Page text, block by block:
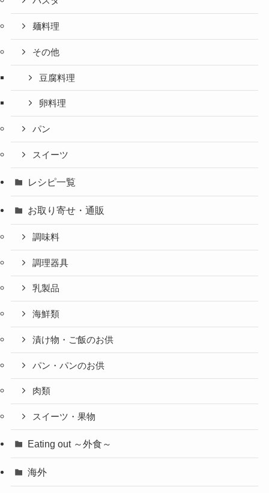
麺料理
その他
豆腐料理
卵料理
パン
スイーツ
レシピ一覧
お取り寄せ・通販
調味料
調理器具
乳製品
海鮮類
漬け物・ご飯のお供
パン・パンのお供
肉類
スイーツ・果物
Eating out ～外食～
海外